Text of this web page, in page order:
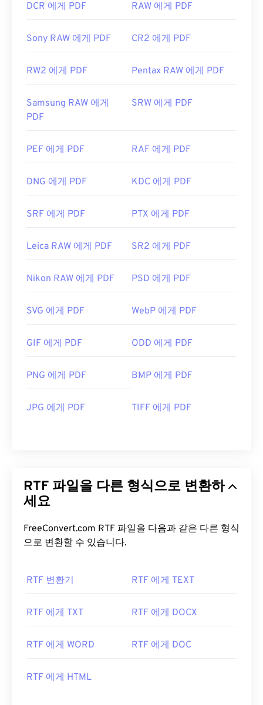
DCR 에게 PDF RAW 에게 PDF
Sony RAW 에게 PDF CR2 에게 PDF
RW2 에게 PDF Pentax RAW 에게 PDF
Samsung RAW 에게
PDF
SRW 에게 PDF
PEF 에게 PDF RAF 에게 PDF
DNG 에게 PDF KDC 에게 PDF
SRF 에게 PDF PTX 에게 PDF
Leica RAW 에게 PDF SR2 에게 PDF
Nikon RAW 에게 PDF PSD 에게 PDF
SVG 에게 PDF WebP 에게 PDF
GIF 에게 PDF ODD 에게 PDF
PNG 에게 PDF BMP 에게 PDF
JPG 에게 PDF TIFF 에게 PDF
RTF 파일을 다른 형식으로 변환하
세요
FreeConvert.com RTF 파일을 다음과 같은 다른 형식
으로 변환할 수 있습니다.
RTF 변환기 RTF 에게 TEXT
RTF 에게 TXT RTF 에게 DOCX
RTF 에게 WORD RTF 에게 DOC
RTF 에게 HTML